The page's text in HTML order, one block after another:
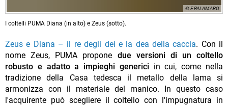
© F.PALAMARO
I coltelli PUMA Diana (in alto) e Zeus (sotto).
Zeus e Diana – il re degli dei e la dea della caccia. Con il
nome Zeus, PUMA propone due versioni di un coltello
robusto e adatto a impieghi generici in cui, come nella
tradizione della Casa tedesca il metallo della lama si
armonizza con il materiale del manico. In questo caso
l'acquirente può scegliere il coltello con l'impugnatura in